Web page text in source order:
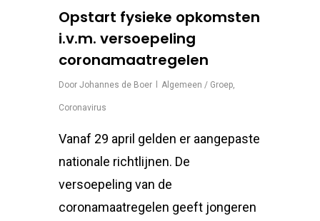
Opstart fysieke opkomsten
i.v.m. versoepeling
coronamaatregelen
Door Johannes de Boer Algemeen / Groep
Coronavirus
Vanaf 29 april gelden er aangepaste
nationale richtlijnen. De
versoepeling van de
coronamaatregelen geeft jongeren